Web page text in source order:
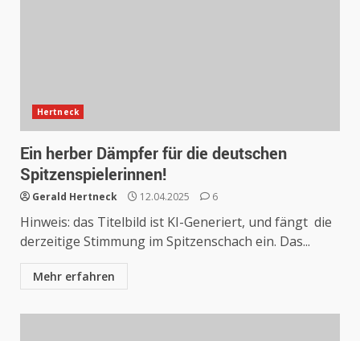
Hertneck
Ein herber Dämpfer für die deutschen
Spitzenspielerinnen!
Gerald Hertneck 12.04.2025 6
Hinweis: das Titelbild ist KI-Generiert, und fängt die
derzeitige Stimmung im Spitzenschach ein. Das...
Mehr erfahren